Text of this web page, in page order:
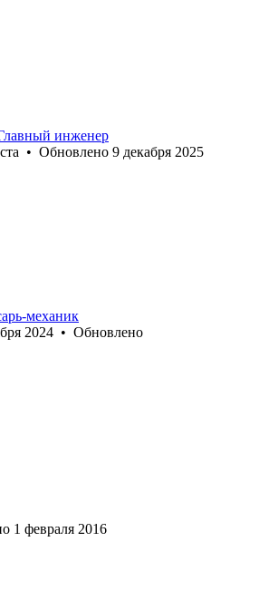
инженер
• Обновлено 9 декабря 2025
механик
2024 • Обновлено
1 февраля 2016